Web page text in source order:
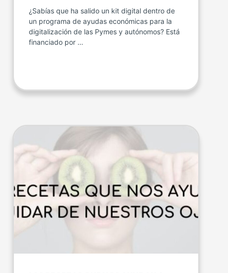
¿Sabías que ha salido un kit digital dentro de
un programa de ayudas económicas para la
digitalización de las Pymes y autónomos? Está
financiado por …